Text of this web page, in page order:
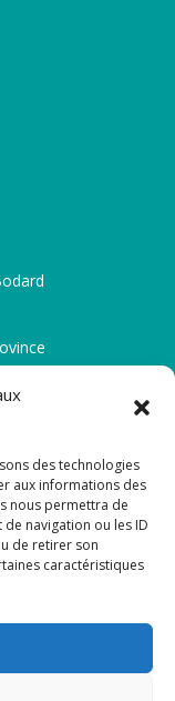
des technologies
aux informations des
nous permettra de
navigation ou les ID
de retirer son
caractéristiques
5675